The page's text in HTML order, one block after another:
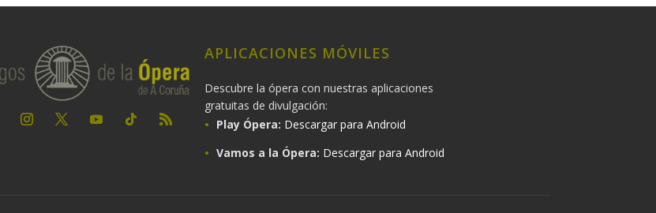
APLICACIONES MÓVILES
Descubre la ópera con nuestras aplicaciones
gratuitas de divulgación:
Play Ópera: Descargar para Android
Vamos a la Ópera: Descargar para Android